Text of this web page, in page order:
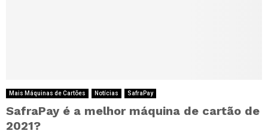
Mais Máquinas de Cartões Notícias SafraPay
SafraPay é a melhor máquina de cartão de
2021?